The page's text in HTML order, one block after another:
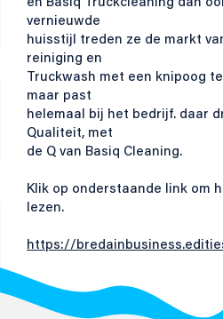
en Basiq Truckcleaning dan
vernieuwde
huisstijl treden ze de markt
reiniging en
Truckwash met een knipoog
maar past
helemaal bij het bedrijf. daar
Qualiteit, met
de Q van Basiq Cleaning.
Klik op onderstaande link om
lezen.
https://